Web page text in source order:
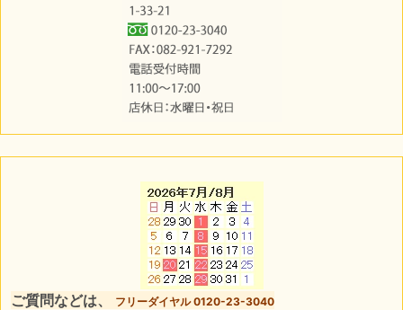
ご質問などは、
フリーダイヤル 0120-23-3040